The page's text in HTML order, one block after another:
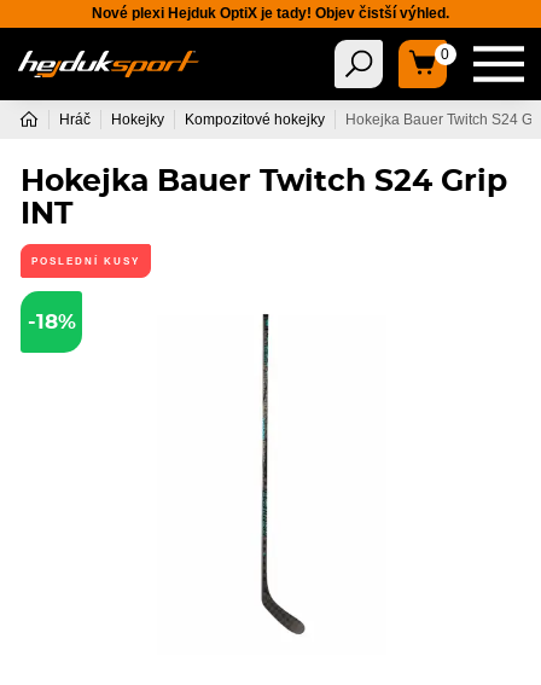
Nové plexi Hejduk OptiX je tady! Objev čistší výhled.
0
Hráč Hokejky Kompozitové hokejky Hokejka Bauer Twitch S24
Hokejka Bauer Twitch S24 Grip
INT
POSLEDNÍ KUSY
-18%